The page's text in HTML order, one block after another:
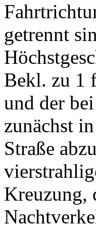
getrennt
Bekl. zu 1
und der
zunächst
Straße
Kreuzung,